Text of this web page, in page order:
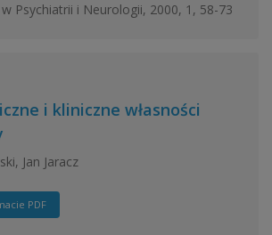
Psychiatrii i Neurologii, 2000, 1, 58-73
i kliniczne własności
Jan Jaracz
PDF